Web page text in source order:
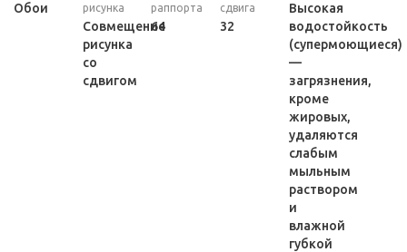
Обои
рисунка
Совмещение
рисунка
со
сдвигом
раппорта
64
сдвига
32
Высокая
водостойкость
(супермоющиеся)
—
загрязнения,
кроме
жировых,
удаляются
слабым
мыльным
раствором
и
влажной
губкой